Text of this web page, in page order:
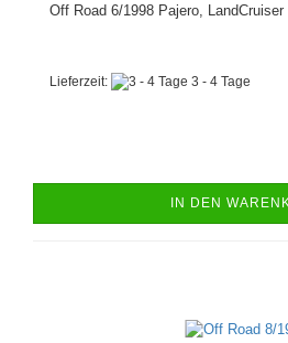
Off Road 6/1998 Pajero,
Lieferzeit: 3 - 4 Tage
IN DEN